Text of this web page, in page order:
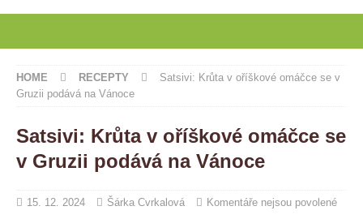
HOME RECEPTY
Satsivi: Krůta v oříškové omáčce se v
Gruzii podává na Vánoce
Satsivi: Krůta v oříškové omáčce se
v Gruzii podává na Vánoce
15. 12. 2024 Šárka Cvrkalová Komentáře nejsou povolené